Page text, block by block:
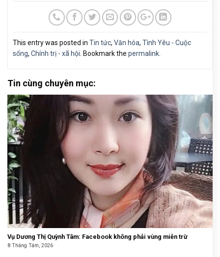
This entry was posted in Tin tức, Văn hóa, Tình Yêu - Cuộc
sống, Chính trị - xã hội . Bookmark the permalink
Tin cùng chuyên mục:
Vụ Dương Thị Quỳnh Tâm: Facebook không phải vùng miễn trừ
8 Tháng Tám, 2026